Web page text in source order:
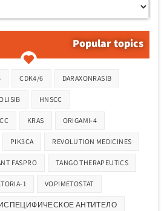
Popular topics
CDK4/6 DARAXONRASIB
HNSCC
KRAS ORIGAMI-4
PIK3CA REVOLUTION MEDICINES
FASPRO TANGO THERAPEUTICS
1 VOPIMETOSTAT
АНТИТЕЛО